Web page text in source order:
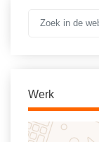
Werk